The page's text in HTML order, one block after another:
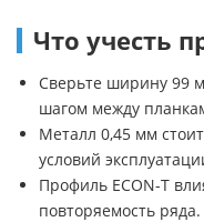
Что учесть
Сверьте ширину 99
шагом между
Металл 0,45 мм
условий
Профиль ECON-T
повторяемость ряда.